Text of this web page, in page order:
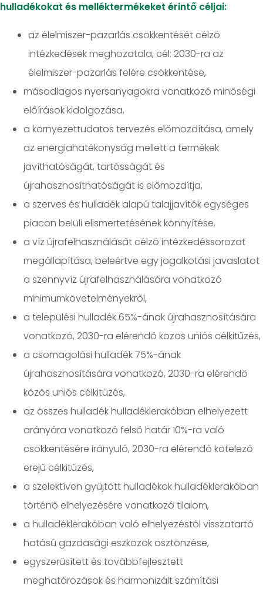
hulladékokat és melléktermékeket érintő céljai:
az élelmiszer-pazarlás csökkentését célzó
intézkedések meghozatala, cél: 2030-ra az
élelmiszer-pazarlás felére csökkentése,
másodlagos nyersanyagokra vonatkozó minőségi
előírások kidolgozása,
a környezettudatos tervezés előmozdítása, amely
az energiahatékonyság mellett a termékek
javíthatóságát, tartósságát és
újrahasznosíthatóságát is előmozdítja,
a szerves és hulladék alapú talajjavítók egységes
piacon belüli elismertetésének könnyítése,
a víz újrafelhasználását célzó intézkedéssorozat
megállapítása, beleértve egy jogalkotási javaslatot
a szennyvíz újrafelhasználására vonatkozó
minimumkövetelményekről,
a települési hulladék 65%-ának újrahasznosítására
vonatkozó, 2030-ra elérendő közös uniós célkitűzés,
a csomagolási hulladék 75%-ának
újrahasznosítására vonatkozó, 2030-ra elérendő
közös uniós célkitűzés,
az összes hulladék hulladéklerakóban elhelyezett
arányára vonatkozó felső határ 10%-ra való
csökkentésére irányuló, 2030-ra elérendő kötelező
erejű célkitűzés,
a szelektíven gyűjtött hulladékok hulladéklerakóban
történő elhelyezésére vonatkozó tilalom,
a hulladéklerakóban való elhelyezéstől visszatartó
hatású gazdasági eszközök ösztönzése,
egyszerűsített és továbbfejlesztett
meghatározások és harmonizált számítási